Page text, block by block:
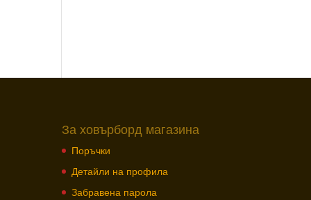
За ховърборд магазина
Поръчки
Детайли на профила
Забравена парола